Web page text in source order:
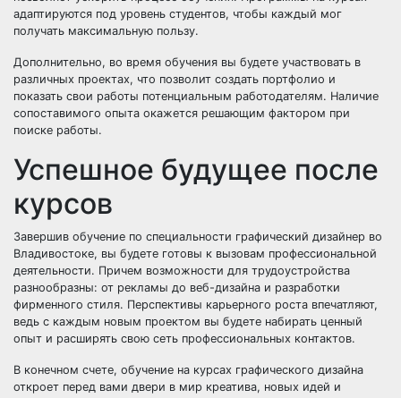
адаптируются под уровень студентов, чтобы каждый мог
получать максимальную пользу.
Дополнительно, во время обучения вы будете участвовать в
различных проектах, что позволит создать портфолио и
показать свои работы потенциальным работодателям. Наличие
сопоставимого опыта окажется решающим фактором при
поиске работы.
Успешное будущее после
курсов
Завершив обучение по специальности графический дизайнер во
Владивостоке, вы будете готовы к вызовам профессиональной
деятельности. Причем возможности для трудоустройства
разнообразны: от рекламы до веб-дизайна и разработки
фирменного стиля. Перспективы карьерного роста впечатляют,
ведь с каждым новым проектом вы будете набирать ценный
опыт и расширять свою сеть профессиональных контактов.
В конечном счете, обучение на курсах графического дизайна
откроет перед вами двери в мир креатива, новых идей и